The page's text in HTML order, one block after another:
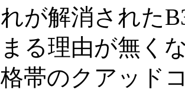
れが解消された
まる理由が無く
格帯のクアッド